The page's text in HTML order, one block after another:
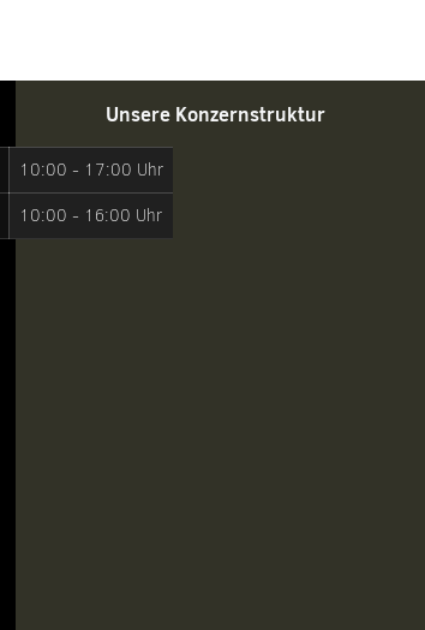
10:00 - 17:00 Uhr
10:00 - 16:00 Uhr
Unsere Konzernstruktur